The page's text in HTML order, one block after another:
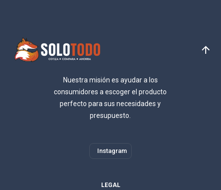
Nuestra misión es ayudar a los
consumidores a escoger el producto
perfecto para sus necesidades y
presupuesto.
Instagram
LEGAL